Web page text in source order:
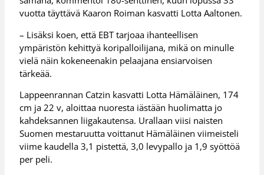
vuotta täyttävä Kaaron Roiman kasvatti Lotta Aaltonen.
– Lisäksi koen, että EBT tarjoaa ihanteellisen
ympäristön kehittyä koripalloilijana, mikä on minulle
vielä näin kokeneenakin pelaajana ensiarvoisen
tärkeää.
Lappeenrannan Catzin kasvatti Lotta Hämäläinen, 174
cm ja 22 v, aloittaa nuoresta iästään huolimatta jo
kahdeksannen liigakautensa. Urallaan viisi naisten
Suomen mestaruutta voittanut Hämäläinen viimeisteli
viime kaudella 3,1 pistettä, 3,0 levypallo ja 1,9 syöttöä
per peli.